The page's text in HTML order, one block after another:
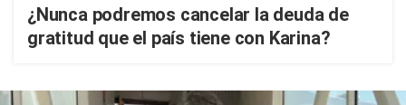
¿Nunca podremos cancelar la deuda de
gratitud que el país tiene con Karina?